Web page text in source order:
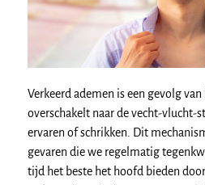
Verkeerd ademen is een gevolg
overschakelt naar de vecht-vlucht-
ervaren of schrikken. Dit
gevaren die we regelmatig
tijd het beste het hoofd bieden